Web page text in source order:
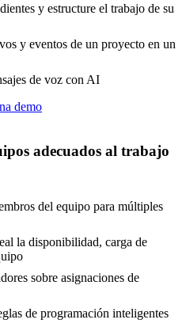
y estructure el trabajo de su
y eventos de un proyecto en un
de voz con AI
demo
adecuados al trabajo
del equipo para múltiples
la disponibilidad, carga de
sobre asignaciones de
de programación inteligentes